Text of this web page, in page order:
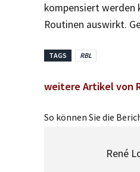
kompensiert werden
Routinen auswirkt.
TAGS RBL
weitere Artikel von
So können Sie die
René